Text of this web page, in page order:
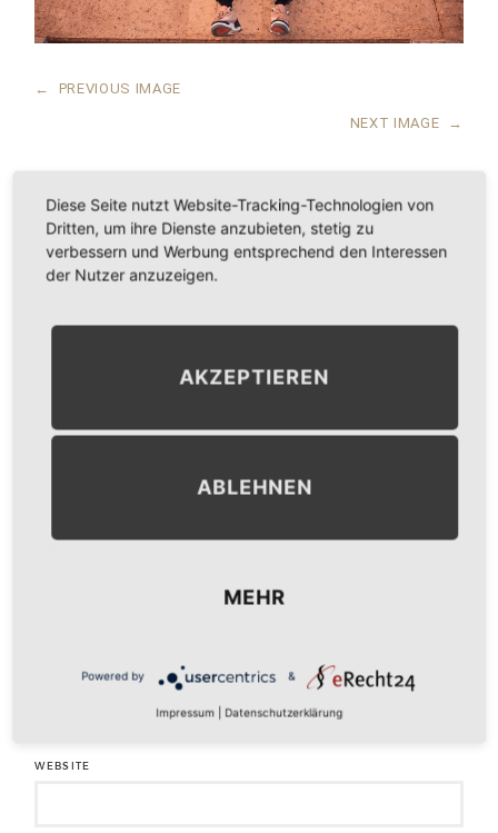
← PREVIOUS IMAGE
NEXT IMAGE →
LEAVE A COMMENT
E-MAIL-ADRESSE
WEBSITE
Diese Seite nutzt Website-Tracking-Technologien von
Dritten, um ihre Dienste anzubieten, stetig zu
verbessern und Werbung entsprechend den Interessen
der Nutzer anzuzeigen.
AKZEPTIEREN
ABLEHNEN
MEHR
Powered by &
Impressum Datenschutzerklärung